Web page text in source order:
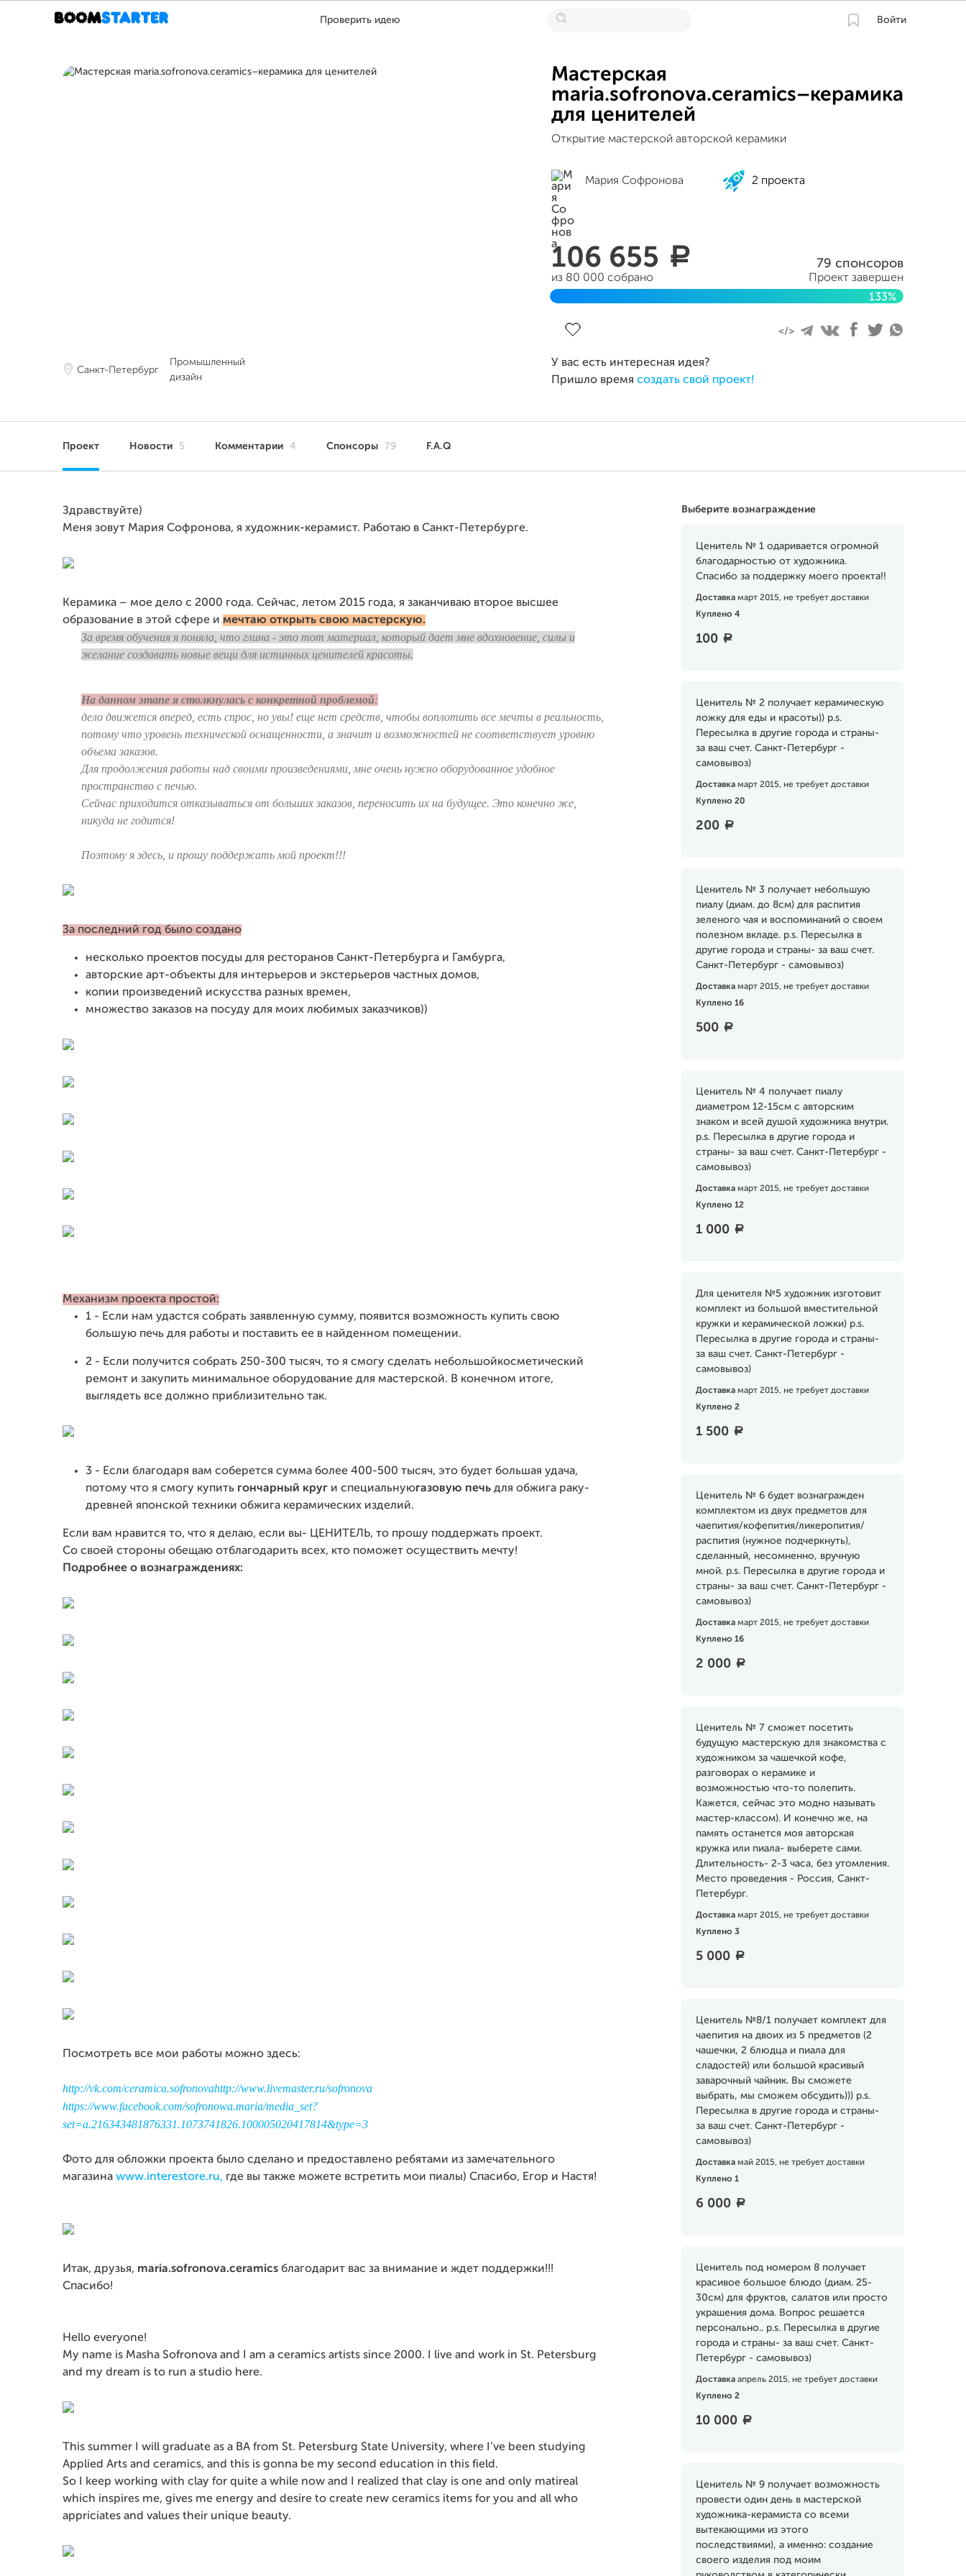
Проверить идею Войти
Санкт-Петербург
Промышленный
дизайн
Мастерская
maria.sofronova.ceramics–керамика
для ценителей
Открытие мастерской авторской керамики
Мария Софронова 2 проекта
106 655 a
из 80 000 собрано
79 спонсоров
Проект завершен
133%
У вас есть интересная идея?
Пришло время создать свой проект!
Проект Новости 5 Комментарии 4 Спонсоры 79 F.A.Q
Выберите вознаграждение
Ценитель № 1 одаривается огромной
благодарностью от художника.
Спасибо за поддержку моего проекта!!
Доставка март 2015, не требует доставки
Куплено 4
100 a
Ценитель № 2 получает керамическую
ложку для еды и красоты)) p.s.
Пересылка в другие города и страны-
за ваш счет. Санкт-Петербург -
самовывоз)
Доставка март 2015, не требует доставки
Куплено 20
200 a
Ценитель № 3 получает небольшую
пиалу (диам. до 8см) для распития
зеленого чая и воспоминаний о своем
полезном вкладе. p.s. Пересылка в
другие города и страны- за ваш счет.
Санкт-Петербург - самовывоз)
Доставка март 2015, не требует доставки
Куплено 16
500 a
Ценитель № 4 получает пиалу
диаметром 12-15см с авторским
знаком и всей душой художника внутри.
p.s. Пересылка в другие города и
страны- за ваш счет. Санкт-Петербург -
самовывоз)
Доставка март 2015, не требует доставки
Куплено 12
1 000 a
Для ценителя №5 художник изготовит
комплект из большой вместительной
кружки и керамической ложки) p.s.
Пересылка в другие города и страны-
за ваш счет. Санкт-Петербург -
самовывоз)
Доставка март 2015, не требует доставки
Куплено 2
1 500 a
Ценитель № 6 будет вознагражден
комплектом из двух предметов для
чаепития/кофепития/ликеропития/
распития (нужное подчеркнуть),
сделанный, несомненно, вручную
мной. p.s. Пересылка в другие города и
страны- за ваш счет. Санкт-Петербург -
самовывоз)
Доставка март 2015, не требует доставки
Куплено 16
2 000 a
Ценитель № 7 сможет посетить
будущую мастерскую для знакомства с
художником за чашечкой кофе,
разговорах о керамике и
возможностью что-то полепить.
Кажется, сейчас это модно называть
мастер-классом). И конечно же, на
память останется моя авторская
кружка или пиала- выберете сами.
Длительность- 2-3 часа, без утомления.
Место проведения - Россия, Санкт-
Петербург.
Доставка март 2015, не требует доставки
Куплено 3
5 000 a
Ценитель №8/1 получает комплект для
чаепития на двоих из 5 предметов (2
чашечки, 2 блюдца и пиала для
сладостей) или большой красивый
заварочный чайник. Вы сможете
выбрать, мы сможем обсудить))) p.s.
Пересылка в другие города и страны-
за ваш счет. Санкт-Петербург -
самовывоз)
Доставка май 2015, не требует доставки
Куплено 1
6 000 a
Ценитель под номером 8 получает
красивое большое блюдо (диам. 25-
30см) для фруктов, салатов или просто
украшения дома. Вопрос решается
персонально.. p.s. Пересылка в другие
города и страны- за ваш счет. Санкт-
Петербург - самовывоз)
Доставка апрель 2015, не требует доставки
Куплено 2
10 000 a
Ценитель № 9 получает возможность
провести один день в мастерской
художника-керамиста со всеми
вытекающими из этого
последствиями), а именно: создание
своего изделия под моим
Здравствуйте)
Меня зовут Мария Софронова, я художник-керамист. Работаю в Санкт-Петербурге.
Керамика – мое дело с 2000 года. Сейчас, летом 2015 года, я заканчиваю второе высшее
образование в этой сфере и мечтаю открыть свою мастерскую.
За время обучения я поняла, что глина - это тот материал, который дает мне вдохновение, силы и
желание создавать новые вещи для истинных ценителей красоты.
На данном этапе я столкнулась с конкретной проблемой:
дело движется вперед, есть спрос, но увы! еще нет средств, чтобы воплотить все мечты в реальность,
потому что уровень технической оснащенности, а значит и возможностей не соответствует уровню
объема заказов.
Для продолжения работы над своими произведениями, мне очень нужно оборудованное удобное
пространство с печью.
Сейчас приходится отказываться от больших заказов, переносить их на будущее. Это конечно же,
никуда не годится!
Поэтому я здесь, и прошу поддержать мой проект!!!
За последний год было создано
несколько проектов посуды для ресторанов Санкт-Петербурга и Гамбурга,
авторские арт-объекты для интерьеров и экстерьеров частных домов,
копии произведений искусства разных времен,
множество заказов на посуду для моих любимых заказчиков))
Механизм проекта простой:
1 - Если нам удастся собрать заявленную сумму, появится возможность купить свою
большую печь для работы и поставить ее в найденном помещении.
2 - Если получится собрать 250-300 тысяч, то я смогу сделать небольшойкосметический
ремонт и закупить минимальное оборудование для мастерской. В конечном итоге,
выглядеть все должно приблизительно так.
3 - Если благодаря вам соберется сумма более 400-500 тысяч, это будет большая удача,
потому что я смогу купить гончарный круг и специальнуюгазовую печь для обжига раку-
древней японской техники обжига керамических изделий.
Если вам нравится то, что я делаю, если вы- ЦЕНИТЕЛЬ, то прошу поддержать проект.
Со своей стороны обещаю отблагодарить всех, кто поможет осуществить мечту!
Подробнее о вознаграждениях:
Посмотреть все мои работы можно здесь:
http://vk.com/ceramica.sofronovahttp://www.livemaster.ru/sofronova
https://www.facebook.com/sofronowa.maria/media_set?
set=a.216343481876331.1073741826.100005020417814&type=3
Фото для обложки проекта было сделано и предоставлено ребятами из замечательного
магазина www.interestore.ru, где вы также можете встретить мои пиалы) Спасибо, Егор и Настя!
Итак, друзья, maria.sofronova.ceramics благодарит вас за внимание и ждет поддержки!!!
Спасибо!
Hello everyone!
Му name is Masha Sofronova and I am a ceramics artists since 2000. I live and work in St. Petersburg
and my dream is to run a studio here.
This summer I will graduate as a BA from St. Petersburg State University, where I’ve been studying
Applied Arts and ceramics, and this is gonna be my second education in this field.
So I keep working with clay for quite a while now and I realized that clay is one and only matireal
which inspires me, gives me energy and desire to create new ceramics items for you and all who
appriciates and values their unique beauty.